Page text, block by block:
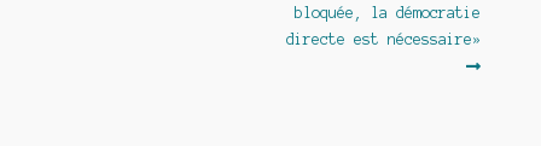
bloquée, la démocratie
directe est nécessaire»